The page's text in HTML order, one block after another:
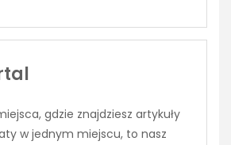
gdzie znajdziesz artykuły
w jednym miejscu, to nasz